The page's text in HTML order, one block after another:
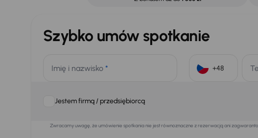
Szybko umów spotkanie
Imię i nazwisko *
Jestem firmą / przedsiębiorcą
Zwracamy uwagę, że umówienie spotkania nie jest równoznaczne z rezerwacją ani